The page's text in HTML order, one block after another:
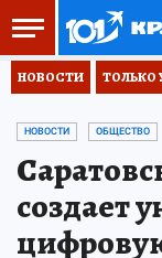
НОВОСТИ ТОЛЬКО
НОВОСТИ ОБЩЕСТВО
создает